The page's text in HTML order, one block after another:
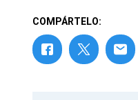
COMPÁRTELO: